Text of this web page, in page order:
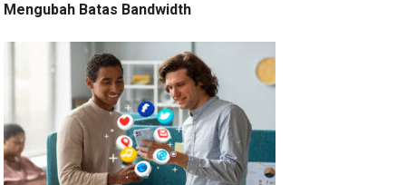
Mengubah Batas Bandwidth